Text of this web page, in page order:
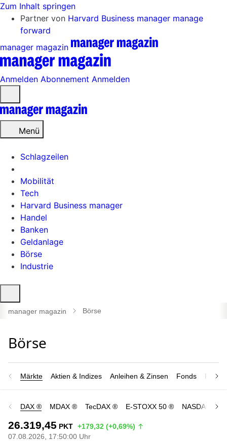
Zum Inhalt springen
Partner von Harvard Business manager manage
forward
manager magazin
Anmelden Abonnement Anmelden
öffnen
Menü
Schlagzeilen
Mobilität
Tech
Harvard Business manager
Handel
Banken
Geldanlage
Börse
Industrie
öffnen
manager magazin Börse
Märkte Aktien & Indizes Anleihen & Zinsen Fonds
DAX ® MDAX ® TecDAX ® E-STOXX 50 ® NASDAQ 100
26.319,45 PKT +179,32 (+0,69%)
07.08.2026, 17:50:00 Uhr